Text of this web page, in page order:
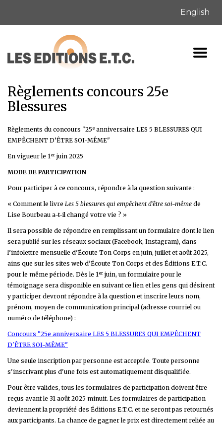
English
Règlements concours 25e
Blessures
Règlements du concours "25e anniversaire LES 5 BLESSURES QUI
EMPÊCHENT D’ÊTRE SOI-MÊME"
En vigueur le 1er juin 2025
MODE DE PARTICIPATION
Pour participer à ce concours, répondre à la question suivante :
« Comment le livre Les 5 blessures qui empêchent d’être soi-même de
Lise Bourbeau a-t-il changé votre vie ? »
Il sera possible de répondre en remplissant un formulaire dont le lien
sera publié sur les réseaux sociaux (Facebook, Instagram), dans
l’infolettre mensuelle d’Écoute Ton Corps en juin, juillet et août 2025,
ains que sur les sites web d’Écoute Ton Corps et des Éditions E.T.C.
pour le même période. Dès le 1er juin, un formulaire pour le
témoignage sera disponible en suivant ce lien et les gens qui désirent
y participer devront répondre à la question et inscrire leurs nom,
prénom, moyen de communication principal (adresse courriel ou
numéro de téléphone) :
Concours "25e anniversaire LES 5 BLESSURES QUI EMPÊCHENT
D'ÊTRE SOI-MÊME"
Une seule inscription par personne est acceptée. Toute personne
s'inscrivant plus d'une fois est automatiquement disqualifiée.
Pour être valides, tous les formulaires de participation doivent être
reçus avant le 31 août 2025 minuit. Les formulaires de participation
deviennent la propriété des Éditions E.T.C. et ne seront pas retournés
aux participants. La chance de gagner le prix est directement reliée au